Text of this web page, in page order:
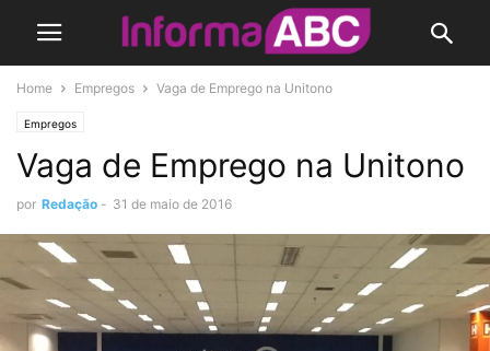
Home Empregos Vaga de Emprego na Unitono
Empregos
Vaga de Emprego na Unitono
por Redação - 31 de maio de 2016